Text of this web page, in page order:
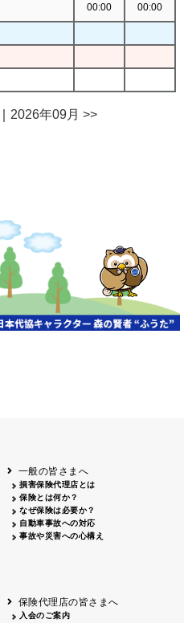
00:00 00:00
2026年09月 >>
一般の皆さまへ
損害保険代理店とは
保険とは何か？
なぜ保険は必要か？
自動車事故への対応
事故や災害への心構え
保険代理店の皆さまへ
入会のご案内